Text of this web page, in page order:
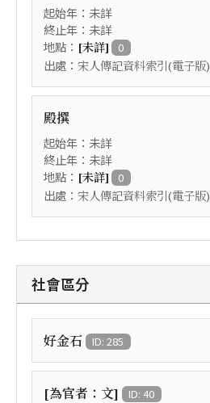
起始年：未詳
終止年：未詳
地點： [未詳] 0
出處： 宋人傳記資料索引(電子版)
殿撰
起始年：未詳
終止年：未詳
地點： [未詳] 0
出處： 宋人傳記資料索引(電子版)
社會區分
好金石 ID: 285
[為官者：文] ID: 40